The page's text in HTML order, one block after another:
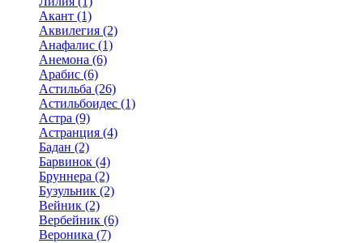
Акант (1)
Аквилегия (2)
Анафалис (1)
Анемона (6)
Арабис (6)
Астильба (26)
Астильбоидес (1)
Астра (9)
Астранция (4)
Бадан (2)
Барвинок (4)
Бруннера (2)
Бузульник (2)
Вейник (2)
Вербейник (6)
Вероника (7)